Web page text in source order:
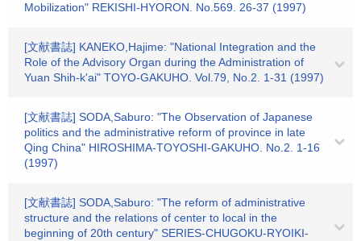
Mobilization" REKISHI-HYORON. No.569. 26-37 (1997)
[文献書誌] KANEKO,Hajime: "National Integration and the
Role of the Advisory Organ during the Administration of
Yuan Shih-k'ai" TOYO-GAKUHO. Vol.79, No.2. 1-31 (1997)
[文献書誌] SODA,Saburo: "The Observation of Japanese
politics and the administrative reform of province in late
Qing China" HIROSHIMA-TOYOSHI-GAKUHO. No.2. 1-16
(1997)
[文献書誌] SODA,Saburo: "The reform of administrative
structure and the relations of center to local in the
beginning of 20th century" SERIES-CHUGOKU-RYOIKI-